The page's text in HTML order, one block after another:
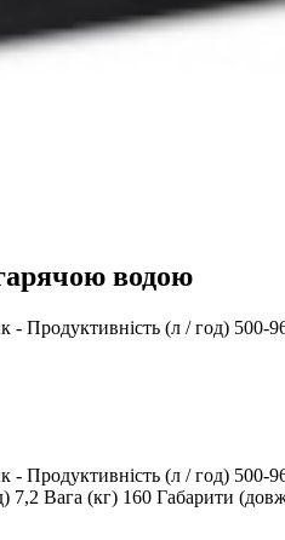
водою
- Продуктивність (л / год)
- Продуктивність (л / год)
7,2 Вага (кг) 160 Габарити